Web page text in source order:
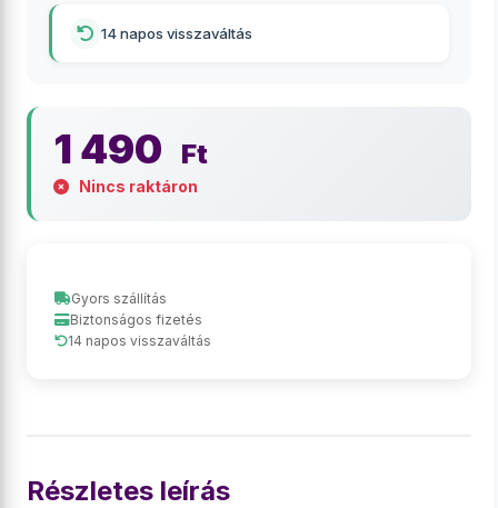
14 napos visszaváltás
1 490 Ft
Nincs raktáron
Gyors szállítás
Biztonságos fizetés
14 napos visszaváltás
Részletes leírás